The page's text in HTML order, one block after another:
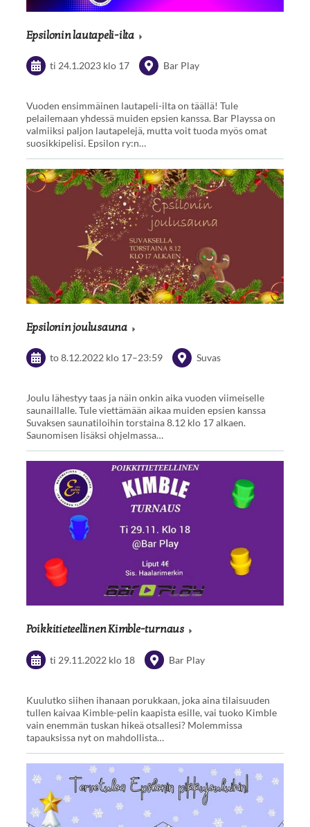
Epsilonin lautapeli-ilta
ti 24.1.2023 klo 17 Bar Play
Vuoden ensimmäinen lautapeli-ilta on täällä! Tule
pelailemaan yhdessä muiden epsien kanssa. Bar Playssa on
valmiiksi paljon lautapelejä, mutta voit tuoda myös omat
suosikkipelisi. Epsilon ry:n…
Epsilonin joulusauna
to 8.12.2022 klo 17–23:59 Suvas
Joulu lähestyy taas ja näin onkin aika vuoden viimeiselle
saunaillalle. Tule viettämään aikaa muiden epsien kanssa
Suvaksen saunatiloihin torstaina 8.12 klo 17 alkaen.
Saunomisen lisäksi ohjelmassa…
Poikkitieteellinen Kimble-turnaus
ti 29.11.2022 klo 18 Bar Play
Kuulutko siihen ihanaan porukkaan, joka aina tilaisuuden
tullen kaivaa Kimble-pelin kaapista esille, vai tuoko Kimble
vain enemmän tuskan hikeä otsallesi? Molemmissa
tapauksissa nyt on mahdollista…